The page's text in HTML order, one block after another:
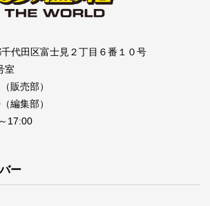
代田区富士見２丁目６番１０号
室
販売部）
編集部）
17:00
ー